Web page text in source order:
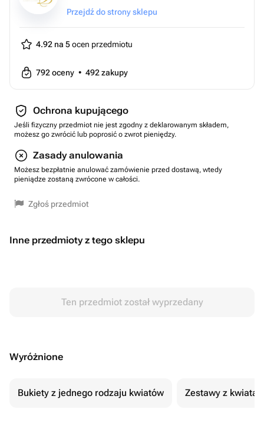
Przejdź do strony sklepu
4.92 na 5ocen przedmiotu
792oceny • 492zakupy
Ochrona kupującego
Jeśli fizyczny przedmiot nie jest zgodny z deklarowanym składem,
możesz go zwrócić lub poprosić o zwrot pieniędzy.
Zasady anulowania
Możesz bezpłatnie anulować zamówienie przed dostawą, wtedy
pieniądze zostaną zwrócone w całości.
Zgłoś przedmiot
Inne przedmioty z tego sklepu
Ten przedmiot został wyprzedany
Wyróżnione
Bukiety z jednego rodzaju kwiatów Zestawy z